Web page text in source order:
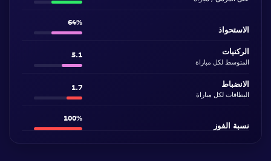
الاستحواذ
64%
الركنيات
المتوسط لكل مباراة
5.1
الانضباط
البطاقات لكل مباراة
1.7
نسبة الفوز
100%